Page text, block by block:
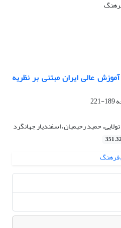
عالی ایران مبتنی بر نظریه
189-221
حمید رحیمیان، اسفندیار جهانگرد